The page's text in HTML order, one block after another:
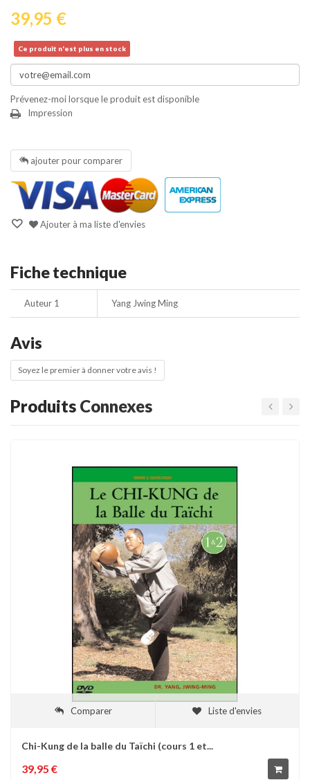
39,95 €
Ce produit n'est plus en stock
Prévenez-moi lorsque le produit est disponible
Impression
ajouter pour comparer
Ajouter à ma liste d'envies
Fiche technique
Auteur 1 Yang Jwing Ming
Avis
Soyez le premier à donner votre avis !
Produits Connexes
Comparer Liste d'envies
Chi-Kung de la balle du Taïchi (cours 1 et...
39,95 €